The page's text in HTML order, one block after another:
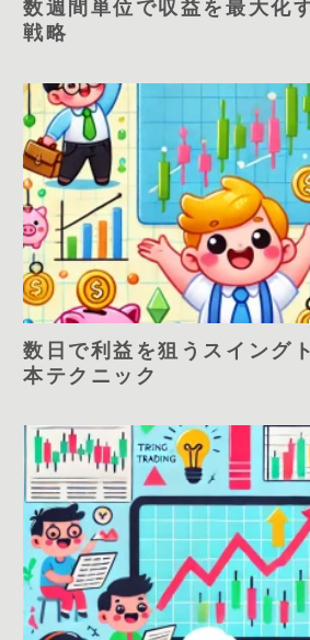
数週間単位で収益を最大化
戦略
数日で利益を狙うスイング
本テクニック